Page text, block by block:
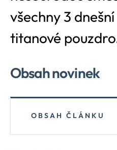
všechny 3
titanové
Obsah novinek
OBSAH ČLÁNKU